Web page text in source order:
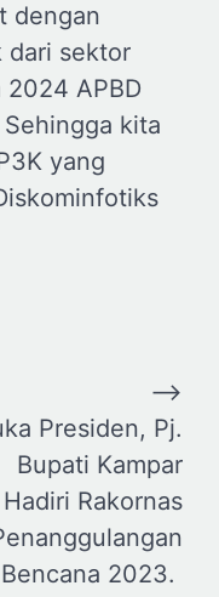
dengan
dari sektor
2024 APBD
kita
yang
Presiden, Pj.
Bupati Kampar
Hadiri Rakornas
Bencana 2023.
⟶